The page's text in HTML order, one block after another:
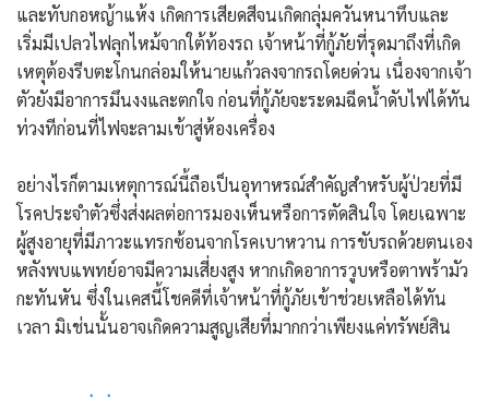
และทับกอหญ้าแห้ง เกิดการเสียดสีจนเกิดกลุ่มควันหนาทึบและ
เริ่มมีเปลวไฟลุกไหม้จากใต้ท้องรถ เจ้าหน้าที่กู้ภัยที่รุดมาถึงที่เกิด
เหตุต้องรีบตะโกนกล่อมให้นายแก้วลงจากรถโดยด่วน เนื่องจากเจ้า
ตัวยังมีอาการมึนงงและตกใจ ก่อนที่กู้ภัยจะระดมฉีดน้ำดับไฟได้ทัน
ท่วงทีก่อนที่ไฟจะลามเข้าสู่ห้องเครื่อง
​อย่างไรก็ตาม​เหตุการณ์นี้ถือเป็นอุทาหรณ์สำคัญสำหรับผู้ป่วยที่มี
โรคประจำตัวซึ่งส่งผลต่อการมองเห็นหรือการตัดสินใจ โดยเฉพาะ
ผู้สูงอายุที่มีภาวะแทรกซ้อนจากโรคเบาหวาน การขับรถด้วยตนเอง
หลังพบแพทย์อาจมีความเสี่ยงสูง หากเกิดอาการวูบหรือตาพร้ามัว
กะทันหัน ซึ่งในเคสนี้โชคดีที่เจ้าหน้าที่กู้ภัยเข้าช่วยเหลือได้ทัน
เวลา มิเช่นนั้นอาจเกิดความสูญเสียที่มากกว่าเพียงแค่ทรัพย์สิน